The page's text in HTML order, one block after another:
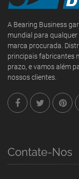
A Bearing Business
mundial para
marca procurada.
principais fabricantes
prazo, e vamos além
nossos clientes.
Contate-Nos